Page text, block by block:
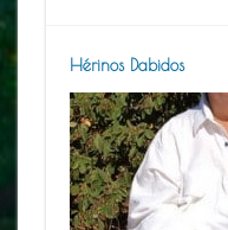
Hérinos Dabidos